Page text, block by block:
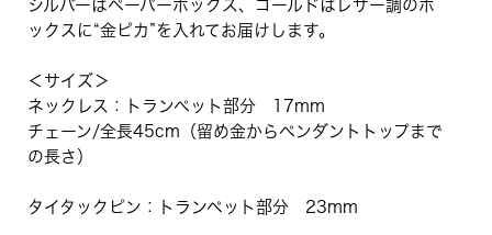
シルバーはペーパーボックス、ゴールドはレザー調のボ
ックスに“金ピカ”を入れてお届けします。
＜サイズ＞
ネックレス：トランペット部分 17mm
チェーン/全長45cm（留め金からペンダントトップまで
の長さ）
タイタックピン：トランペット部分 23mm